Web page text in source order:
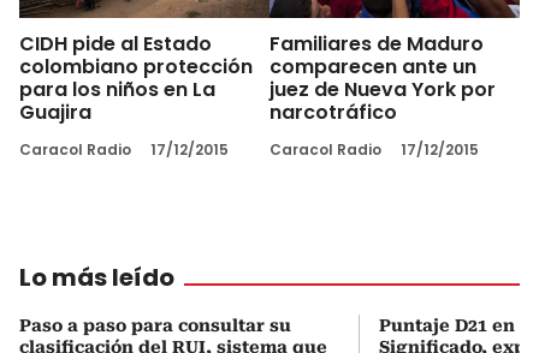
CIDH pide al Estado
colombiano protección
para los niños en La
Guajira
Caracol Radio 17/12/2015
Familiares de Maduro
comparecen ante un
juez de Nueva York por
narcotráfico
Caracol Radio 17/12/2015
Lo más leído
Paso a paso para consultar su
clasificación del RUI, sistema que
Puntaje D21 en
Significado,